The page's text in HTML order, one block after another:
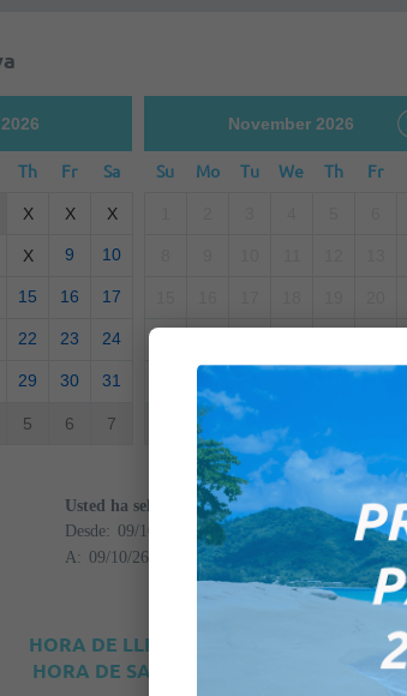
Th Fr Sa
X X X
X 9 10
15 16 17
22 23 24
29 30 31
5 6 7
November 2026
Su Mo Tu We Th Fr
9
Usted ha seleccionado
Desde:
A:
HORA DE LLEGADA: 4:00PM
HORA DE SALIDA: 12:00PM